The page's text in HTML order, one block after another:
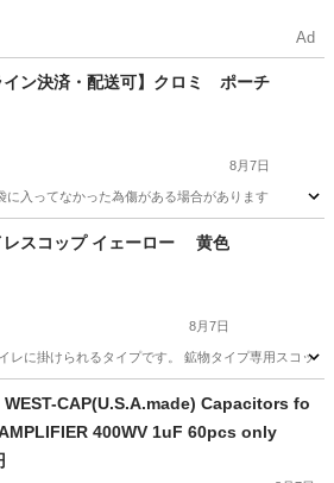
Ad
イン決済・配送可】クロミ ポーチ
8月7日
入ってなかった為傷がある場合があります
猫用トイレスコップ イェーロー 黄色
8月7日
レに掛けられるタイプです。 鉱物タイプ専用スコッ
CAP(U.S.A.made) Capacitors fo
400WV 1uF 60pcs only